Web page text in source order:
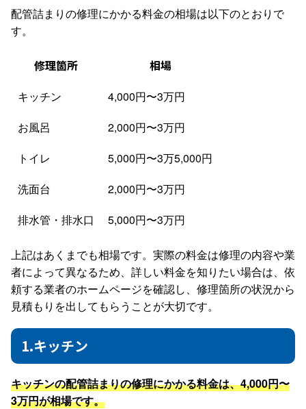
配管詰まりの修理にかかる料金の相場は以下のとおりで
す。
修理箇所 相場
キッチン
4,000円〜3万円
お風呂
2,000円〜3万円
トイレ
5,000円〜3万5,000円
洗面台
2,000円〜3万円
排水管・排水口
5,000円〜3万円
上記はあくまでも相場です。実際の料金は修理の内容や業
者によって異なるため、詳しい料金を知りたい場合は、依
頼する業者のホームページを確認し、修理箇所の状況から
見積もりを出してもらうことが大切です。
1.キッチン
キッチンの配管詰まりの修理にかかる料金は、4,000円〜
3万円が相場です。